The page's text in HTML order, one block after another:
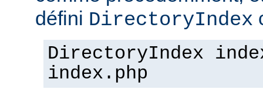
défini DirectoryIndex
DirectoryIndex
index.php